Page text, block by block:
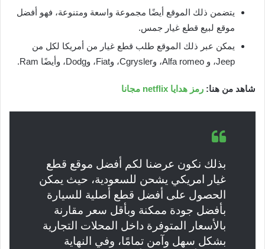
يتضمن ذلك الموقع أيضًا مجموعة واسعة ومتنوعة، فهو أفضل
موقع لبيع قطع غيار جمس.
يمكن عبر ذلك الموقع طلب قطع غيار من أمريكا لكل من
Jeep، و Alfa romeo، وCgrysler، وFiat، وDodg، وأيضًا Ram.
شاهد من هنا: رمز هدايا netflix مجانا
بذلك نكون عرضنا لكم أفضل موقع قطع
غيار امريكي يشحن للسعودية، حيث يمكن
الحصول على أفضل قطع أصلية للسيارة
بأفضل جودة ممكنة وبأقل سعر مقارنة
بالأسعار المتوفرة داخل المحلات التجارية
بشكل سهل وآمن تمامًا، وفي النهاية